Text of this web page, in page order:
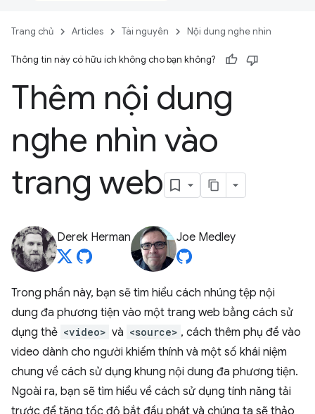
Trang chủ Articles Tài nguyên Nội dung nghe nhìn
Thông tin này có hữu ích không cho bạn không?
Thêm nội dung
nghe nhìn vào
trang web
Derek Herman Joe Medley
Trong phần này, bạn sẽ tìm hiểu cách nhúng tệp nội
dung đa phương tiện vào một trang web bằng cách sử
dụng thẻ <video> và <source> , cách thêm phụ đề vào
video dành cho người khiếm thính và một số khái niệm
chung về cách sử dụng khung nội dung đa phương tiện.
Ngoài ra, bạn sẽ tìm hiểu về cách sử dụng tính năng tải
trước để tăng tốc độ bắt đầu phát và chúng ta sẽ thảo